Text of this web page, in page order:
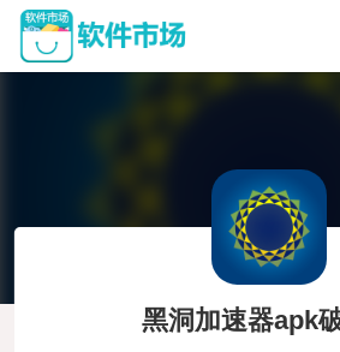
黑洞加速器apk